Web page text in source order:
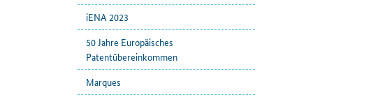
iENA 2023
50 Jahre Europäisches
Patentübereinkommen
Marques